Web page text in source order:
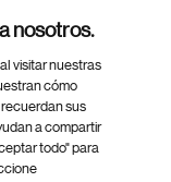
nosotros.
visitar nuestras
cómo
sus
a compartir
todo" para